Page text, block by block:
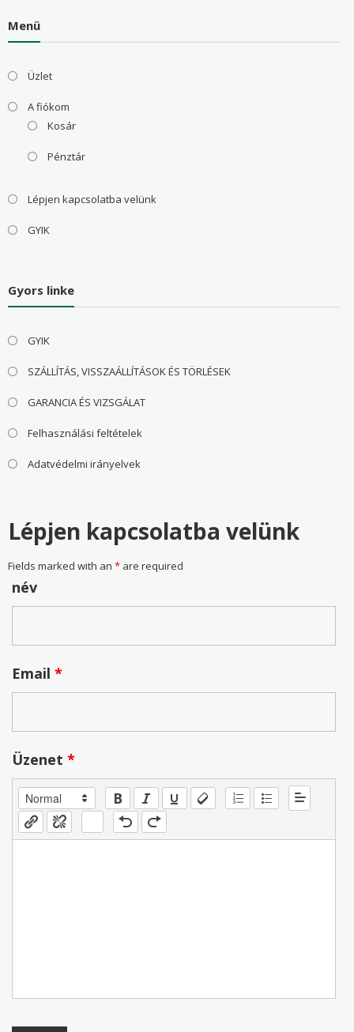
Menü
Üzlet
A fiókom
Kosár
Pénztár
Lépjen kapcsolatba velünk
GYIK
Gyors linke
GYIK
SZÁLLÍTÁS, VISSZAÁLLÍTÁSOK ÉS TÖRLÉSEK
GARANCIA ÉS VIZSGÁLAT
Felhasználási feltételek
Adatvédelmi irányelvek
Lépjen kapcsolatba velünk
Fields marked with an *are required
név
Email *
Üzenet *